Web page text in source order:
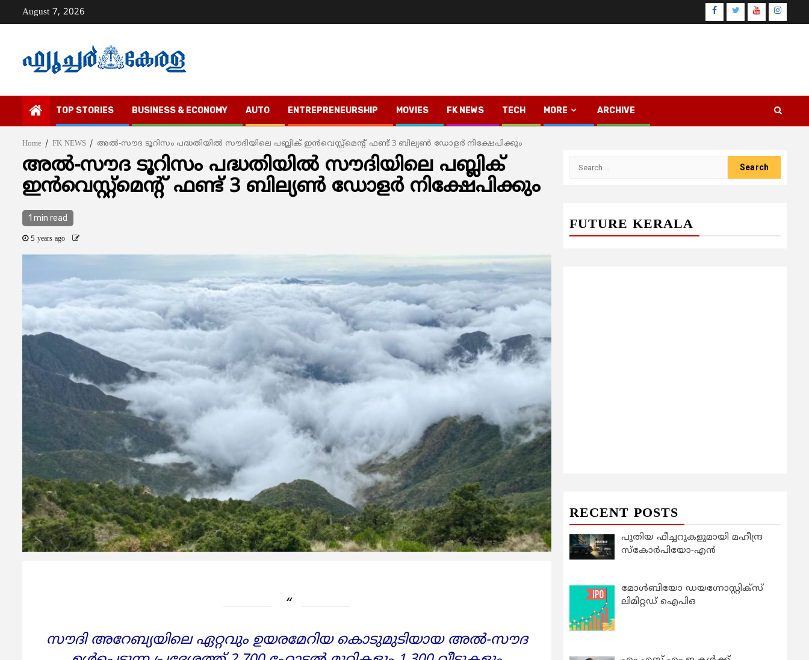
August 7, 2026 Facebook
TwitterYoutube
TOP STORIES BUSINESS & ECONOMY AUTO ENTREPRENEURSHIP MOVIES FK NEWS TECH MORE ARCHIVE
Home FK NEWS അല്‍-സൗദ ടൂറിസം പദ്ധതിയില്‍ സൗദിയിലെ പബ്ലിക് ഇന്‍വെസ്റ്റ്‌മെന്റ് ഫണ്ട് 3 ബില്യണ്‍ ഡോളര്‍ നിക്ഷേപിക്കും
അല്‍-സൗദ ടൂറിസം പദ്ധതിയില്‍ സൗദിയിലെ പബ്ലിക്
ഇന്‍വെസ്റ്റ്‌മെന്റ് ഫണ്ട് 3 ബില്യണ്‍ ഡോളര്‍ നിക്ഷേപിക്കും
1 min read
5 years ago
സൗദി അറേബ്യയിലെ ഏറ്റവും ഉയരമേറിയ കൊടുമുടിയായ അല്‍-സൗദ
FUTURE KERALA
RECENT POSTS
പുതിയ ഫീച്ചറുകളുമായി മഹീന്ദ്ര
സ്കോർപിയോ-എൻ
മോൾബിയോ ഡയഗ്നോസ്റ്റിക്സ്
ലിമിറ്റഡ് ഐപിഒ